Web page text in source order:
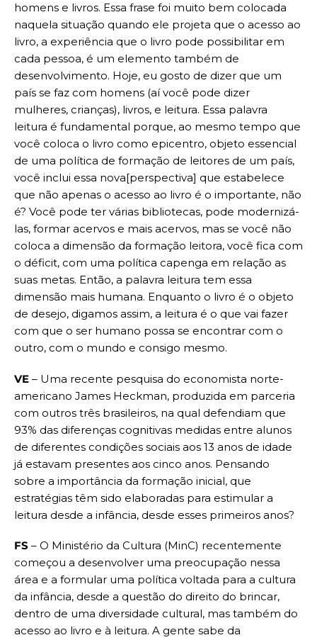
homens e livros. Essa frase foi muito bem colocada
naquela situação quando ele projeta que o acesso ao
livro, a experiência que o livro pode possibilitar em
cada pessoa, é um elemento também de
desenvolvimento. Hoje, eu gosto de dizer que um
país se faz com homens (aí você pode dizer
mulheres, crianças), livros, e leitura. Essa palavra
leitura é fundamental porque, ao mesmo tempo que
você coloca o livro como epicentro, objeto essencial
de uma política de formação de leitores de um país,
você inclui essa nova[perspectiva] que estabelece
que não apenas o acesso ao livro é o importante, não
é? Você pode ter várias bibliotecas, pode modernizá-
las, formar acervos e mais acervos, mas se você não
coloca a dimensão da formação leitora, você fica com
o déficit, com uma política capenga em relação as
suas metas. Então, a palavra leitura tem essa
dimensão mais humana. Enquanto o livro é o objeto
de desejo, digamos assim, a leitura é o que vai fazer
com que o ser humano possa se encontrar com o
outro, com o mundo e consigo mesmo.
VE – Uma recente pesquisa do economista norte-
americano James Heckman, produzida em parceria
com outros três brasileiros, na qual defendiam que
93% das diferenças cognitivas medidas entre alunos
de diferentes condições sociais aos 13 anos de idade
já estavam presentes aos cinco anos. Pensando
sobre a importância da formação inicial, que
estratégias têm sido elaboradas para estimular a
leitura desde a infância, desde esses primeiros anos?
FS – O Ministério da Cultura (MinC) recentemente
começou a desenvolver uma preocupação nessa
área e a formular uma política voltada para a cultura
da infância, desde a questão do direito do brincar,
dentro de uma diversidade cultural, mas também do
acesso ao livro e à leitura. A gente sabe da